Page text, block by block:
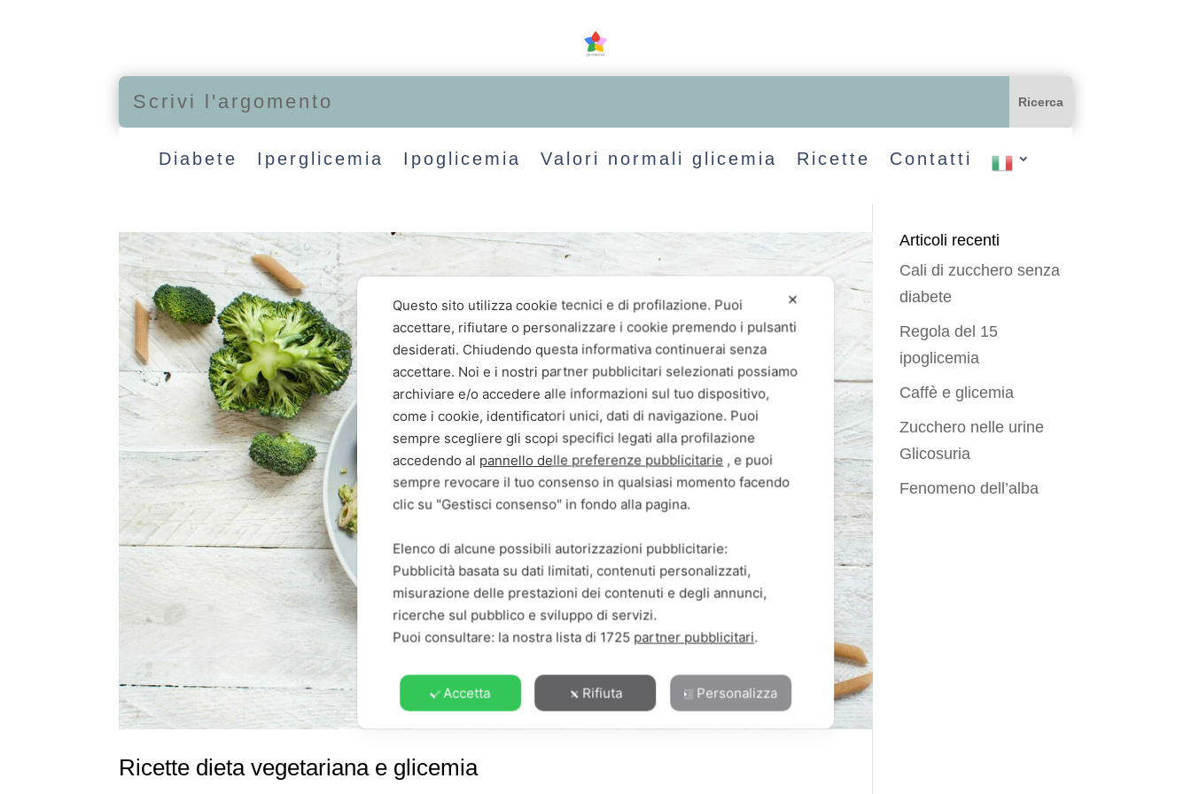
Diabete Iperglicemia Ipoglicemia Valori normali glicemia Ricette Contatti
Ricette dieta vegetariana e glicemia
Articoli recenti
Cali di zucchero senza
diabete
Regola del 15
ipoglicemia
Caffè e glicemia
Zucchero nelle urine
Glicosuria
Fenomeno dell’alba
✕
Questo sito utilizza cookie tecnici e di profilazione. Puoi
accettare, rifiutare o personalizzare i cookie premendo i pulsanti
desiderati. Chiudendo questa informativa continuerai senza
accettare. Noi e i nostri partner pubblicitari selezionati possiamo
archiviare e/o accedere alle informazioni sul tuo dispositivo,
come i cookie, identificatori unici, dati di navigazione. Puoi
sempre scegliere gli scopi specifici legati alla profilazione
accedendo al pannello delle preferenze pubblicitarie , e puoi
sempre revocare il tuo consenso in qualsiasi momento facendo
clic su "Gestisci consenso" in fondo alla pagina.
Elenco di alcune possibili autorizzazioni pubblicitarie:
Pubblicità basata su dati limitati, contenuti personalizzati,
misurazione delle prestazioni dei contenuti e degli annunci,
ricerche sul pubblico e sviluppo di servizi.
Puoi consultare: la nostra lista di 1725 partner pubblicitari.
Accetta Rifiuta Personalizza